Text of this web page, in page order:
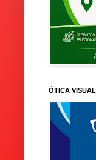
ÓTICA VISUAL